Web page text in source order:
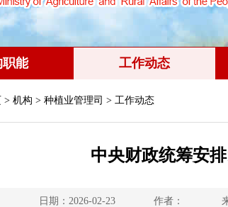
职能 工作动态
> 机构 > 种植业管理司 > 工作动态
中央财政统筹安
日期：2026-02-23 作者：